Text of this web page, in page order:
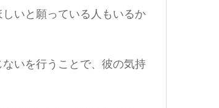
いと願っている人もいるか
いを行うことで、彼の気持